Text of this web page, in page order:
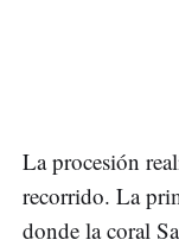
La procesión
recorrido. La
donde la coral